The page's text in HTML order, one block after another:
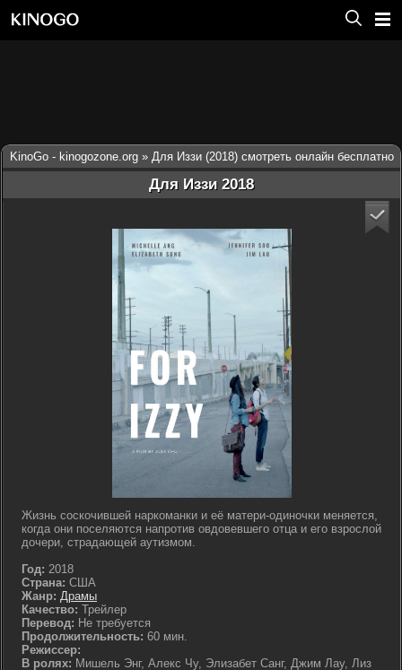
KinoGo - kinogozone.org » Для Иззи (2018) смотреть онлайн бесплатно
Для Иззи 2018
Жизнь соскочившей наркоманки и её матери-одиночки меняется,
когда они поселяются напротив овдовевшего отца и его взрослой
дочери, страдающей аутизмом.
Год: 2018
Страна: США
Жанр: Драмы
Качество: Трейлер
Перевод: Не требуется
Продолжительность: 60 мин.
Режиссер:
В ролях: Мишель Энг, Алекс Чу, Элизабет Санг, Джим Лау, Лиз